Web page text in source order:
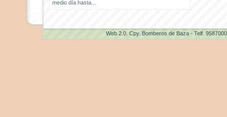
medio día hasta...
Web 2.0 . Cpy. Bomberos de Baza - Telf.